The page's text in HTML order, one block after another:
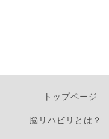
トップページ
脳リハビリとは？